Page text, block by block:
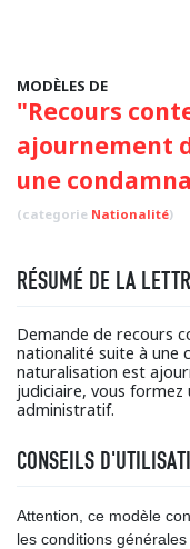
MODÈLES DE
"Recours
ajournement
une
(categorie Nationalité)
RÉSUMÉ DE LA
Demande de recours
nationalité suite à une
naturalisation est
judiciaire, vous
administratif.
CONSEILS
Attention, ce modèle
les conditions